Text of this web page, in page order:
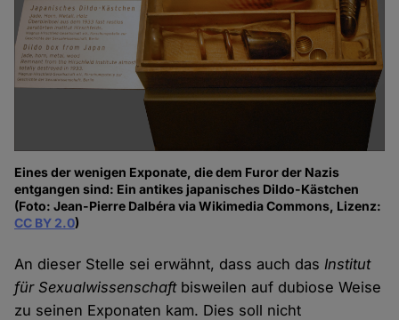
Eines der wenigen Exponate, die dem Furor der Nazis
entgangen sind: Ein antikes japanisches Dildo-Kästchen
(Foto: Jean-Pierre Dalbéra via Wikimedia Commons, Lizenz:
CC BY 2.0)
An dieser Stelle sei erwähnt, dass auch das Institut
für Sexualwissenschaftbisweilen auf dubiose Weise
zu seinen Exponaten kam. Dies soll nicht